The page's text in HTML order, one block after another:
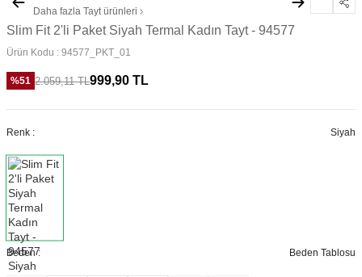
Daha fazla Taytürünleri
Slim Fit 2'li Paket Siyah Termal Kadın Tayt - 94577
Ürün Kodu : 94577_PKT_01
%51 2.059,11TL999,90 TL
Renk : Siyah
Beden : Beden Tablosu